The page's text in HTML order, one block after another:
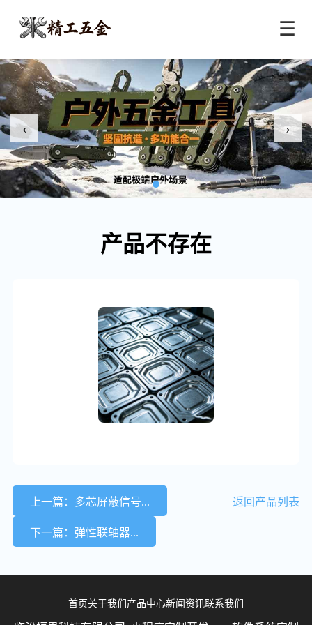
☰
‹ ›
产品不存在
上一篇：多芯屏蔽信号... 返回产品列表
下一篇：弹性联轴器...
首页 关于我们 产品中心新闻资讯联系我们